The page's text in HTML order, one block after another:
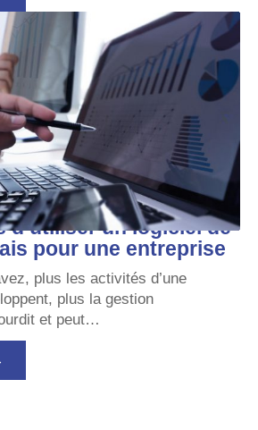
d’utiliser un logiciel de
pour une entreprise
plus les activités d’une
plus la gestion
et peut…